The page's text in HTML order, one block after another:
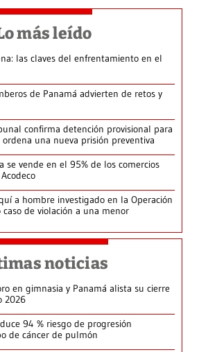
más leído
las claves del enfrentamiento en el
de Panamá advierten de retos y
confirma detención provisional para
una nueva prisión preventiva
se vende en el 95% de los comercios
a hombre investigado en la Operación
de violación a una menor
noticias
en gimnasia y Panamá alista su cierre
2026
94 % riesgo de progresión
de cáncer de pulmón